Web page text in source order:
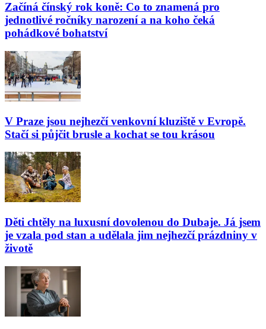
Začíná čínský rok koně: Co to znamená pro
jednotlivé ročníky narození a na koho čeká
pohádkové bohatství
V Praze jsou nejhezčí venkovní kluziště v Evropě.
Stačí si půjčit brusle a kochat se tou krásou
Děti chtěly na luxusní dovolenou do Dubaje. Já jsem
je vzala pod stan a udělala jim nejhezčí prázdniny v
životě